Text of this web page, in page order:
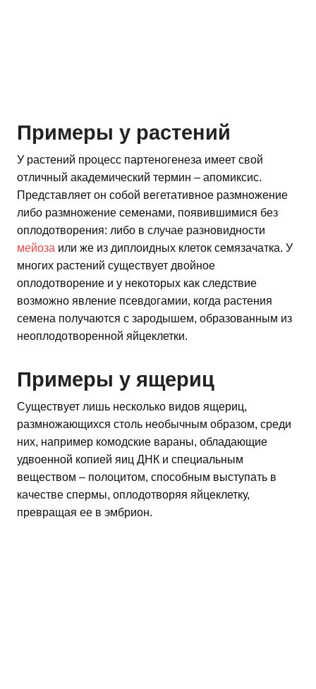
Примеры у растений
У растений процесс партеногенеза имеет свой
отличный академический термин – апомиксис.
Представляет он собой вегетативное размножение
либо размножение семенами, появившимися без
оплодотворения: либо в случае разновидности
мейоза или же из диплоидных клеток семязачатка. У
многих растений существует двойное
оплодотворение и у некоторых как следствие
возможно явление псевдогамии, когда растения
семена получаются с зародышем, образованным из
неоплодотворенной яйцеклетки.
Примеры у ящериц
Существует лишь несколько видов ящериц,
размножающихся столь необычным образом, среди
них, например комодские вараны, обладающие
удвоенной копией яиц ДНК и специальным
веществом – полоцитом, способным выступать в
качестве спермы, оплодотворяя яйцеклетку,
превращая ее в эмбрион.